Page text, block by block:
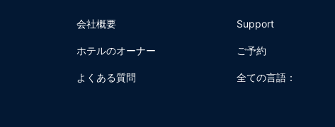
会社概要
ホテルのオーナー
よくある質問
Support
ご予約
全ての言語：